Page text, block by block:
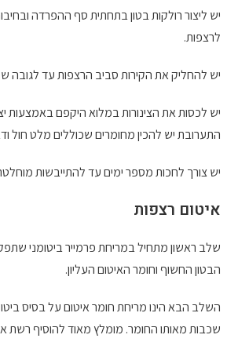
יש ליצור רולקות בטון בתחתית סף ההפרדה
לרצפות.
יש להחליק את הקירות סביב הרצפות עד לגובה של כ 10
יש לכסות את הצינורות במלוא היקפם באמצעות
התערובת יש להכין מחומרים שכוללים מלט חול
יש צורך לחכות מספר ימים עד להתייבשות
איטום רצפות
שלב ראשון מתחיל במריחת פרמייר ביטומני
הבטון החשוף וחומר האיטום העליון.
השלב הבא הינו מריחת חומר איטום על בסיס
שכבות מאותו החומר. מומלץ מאוד להוסיף רשת